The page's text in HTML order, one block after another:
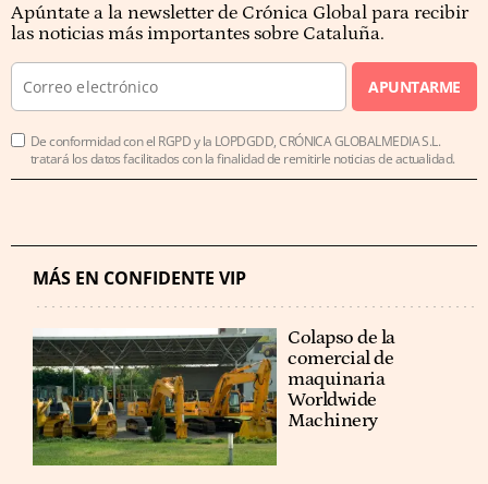
Apúntate a la newsletter de Crónica Global para recibir
las noticias más importantes sobre Cataluña.
APUNTARME
De conformidad con el RGPD y la LOPDGDD, CRÓNICA GLOBALMEDIA S.L.
tratará los datos facilitados con la finalidad de remitirle noticias de actualidad.
MÁS EN CONFIDENTE VIP
Colapso de la
comercial de
maquinaria
Worldwide
Machinery